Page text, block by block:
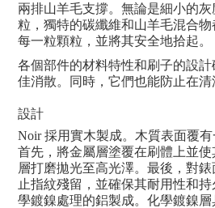
兩排山羊毛支撐。無論是細小的
粒，獨特的碳纖維和山羊毛混合
每一粒顆粒，並將其安全地拾起。
各個部件的材料特性和刷子的設
佳消散。同時，它們也能防止在清
設計
Noir 採用實木製成。木質表面覆有
首先，將金屬層塗覆在刷體上並
層打磨拋光至高光澤。最後，對
止指紋殘留，並確保其耐用性和
學鍍鎳處理的鋁製成。化學鍍鎳